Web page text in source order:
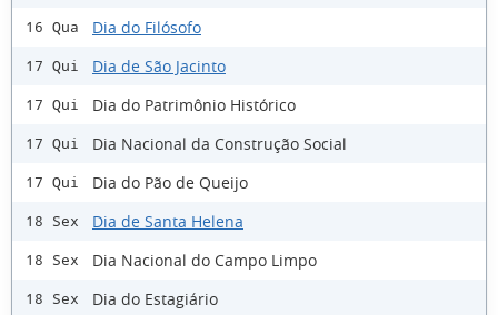
16 Qua Dia do Filósofo
17 Qui Dia de São Jacinto
17 Qui Dia do Patrimônio Histórico
17 Qui Dia Nacional da Construção Social
17 Qui Dia do Pão de Queijo
18 Sex Dia de Santa Helena
18 Sex Dia Nacional do Campo Limpo
18 Sex Dia do Estagiário